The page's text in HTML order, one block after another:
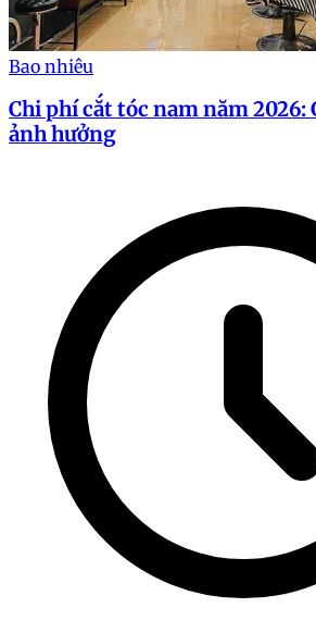
Bao nhiêu
Chi phí cắt tóc nam năm 2026:
ảnh hưởng